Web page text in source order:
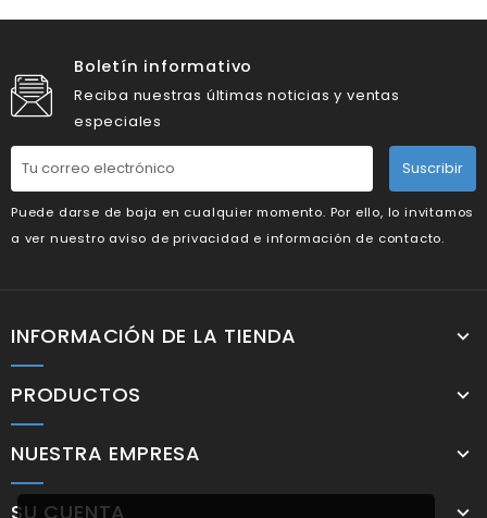
Boletín informativo
Reciba nuestras últimas noticias y ventas
especiales
Suscribir
Puede darse de baja en cualquier momento. Por ello, lo invitamos
a ver nuestro aviso de privacidad e información de contacto.
INFORMACIÓN DE LA TIENDA
PRODUCTOS
NUESTRA EMPRESA
SU CUENTA